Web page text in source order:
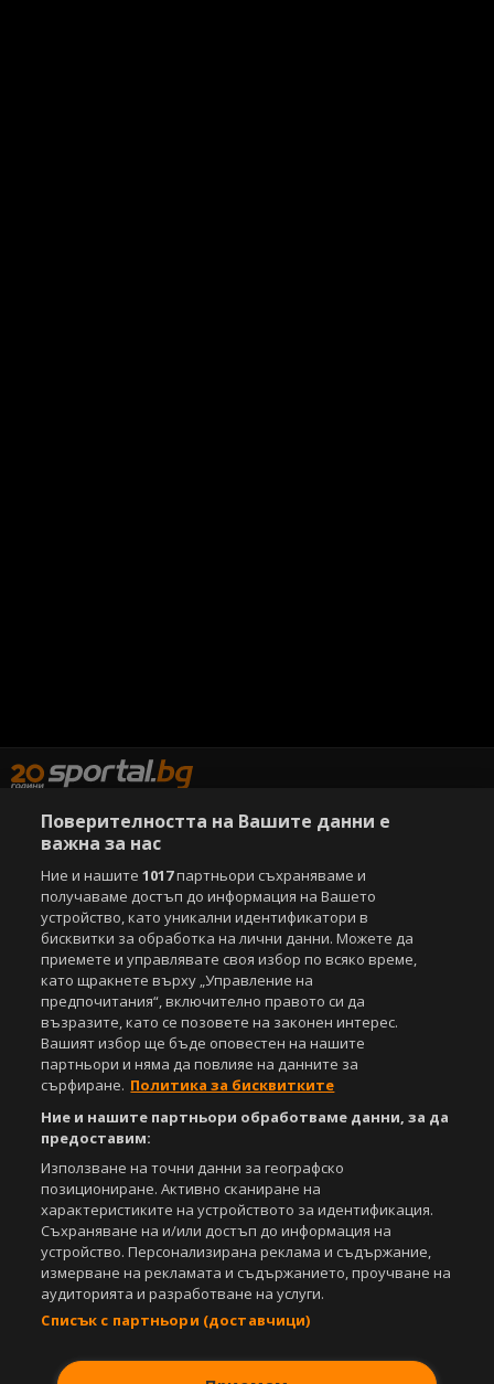
Този уебсайт е собственост наSportal Media Group
За нас Екип За рекламa
Общи условия
Етични правила на НСС
Лични данни
Управление на предпочитания
Съдържанието на този уеб сайт и технологиите, използвани в него, са
под закрила на Закона за авторското право и сродните му права.
Всички статии, репортажи, интервюта и други текстови, графични и
видео материали, публикувани в сайта, са собственост на Агенция
Спортал, освен ако изрично е посочено друго. Допуска се
публикуване на текстови материали само след писмено съгласие на
Агенция Спортал, посочване на източника и добавяне на линк към
www.sportal.bg. Използването на графични и видео материали,
публикувани в сайта, е строго забранено. Нарушителите ще бъдат
санкционирани с цялата строгост на закона.
СвалиБЕЗПЛАТНОТО приложение за:
Android
Powered by:
Поверителността на Вашите данни е
важна за нас
Ние и нашите1017партньори съхраняваме и
получаваме достъп до информация на Вашето
устройство, като уникални идентификатори в
бисквитки за обработка на лични данни. Можете да
приемете и управлявате своя избор по всяко време,
като щракнете върху „Управление на
предпочитания“, включително правото си да
възразите, като се позовете на законен интерес.
Вашият избор ще бъде оповестен на нашите
партньори и няма да повлияе на данните за
сърфиране. Политика за бисквитките
Ние и нашите партньори обработваме данни, за да
предоставим:
Използване на точни данни за географско
позициониране. Активно сканиране на
характеристиките на устройството за идентификация.
Съхраняване на и/или достъп до информация на
устройство. Персонализирана реклама и съдържание,
измерване на рекламата и съдържанието, проучване на
аудиторията и разработване на услуги.
Списък с партньори (доставчици)